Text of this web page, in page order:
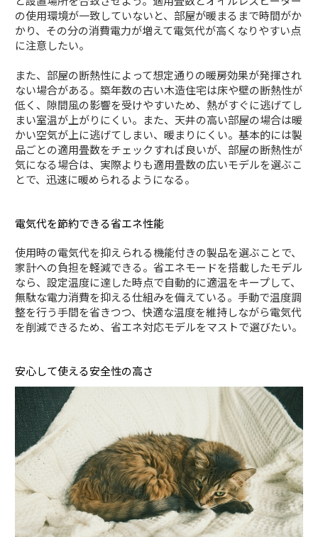
の使用環境が一致していないと、部屋が暖まるまで時間がか
かり、その分の消費電力が増えて電気代が高くなりやすい点
に注意したい。
また、部屋の断熱性によって想定通りの暖房効果が発揮され
ない場合がある。築年数の古い木造住宅は床や壁の断熱性が
低く、隙間風の影響を受けやすいため、熱がすぐに逃げてし
まい室温が上がりにくい。また、天井の高い部屋の場合は暖
かい空気が上に逃げてしまい、暖まりにくい。基本的には製
品ごとの適用畳数をチェックすれば良いが、部屋の断熱性が
気になる場合は、実際よりも適用畳数の広いモデルを選ぶこ
とで、迅速に暖められるようになる。
電気代を節約できる省エネ性能
使用時の電気代を抑えられる機能付きの製品を選ぶことで、
家計への負担を軽減できる。省エネモードを搭載したモデル
なら、設定温度に達した時点で自動的に適温をキープして、
無駄な電力消費を抑える仕組みを備えている。手動で温度調
整を行う手間を省きつつ、快適な温度を維持しながら電気代
を削減できるため、省エネ対応モデルをマストで選びたい。
安心して使える安全性の高さ